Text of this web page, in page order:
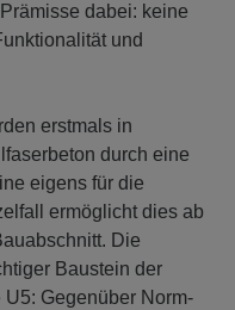
dabei: keine
und
erstmals in
durch eine
eigens für die
ermöglicht dies ab
Die
Baustein der
Gegenüber Norm-